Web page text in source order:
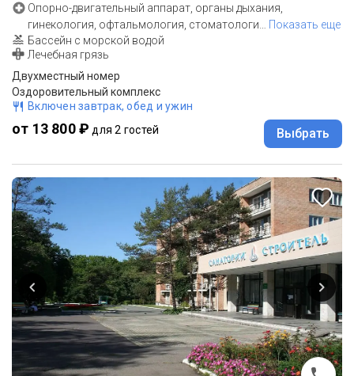
Опорно-двигательный аппарат, органы дыхания,
гинекология, офтальмология, стоматологи
Показать еще
Бассейн с морской водой
Лечебная грязь
Двухместный номер
Оздоровительный комплекс
Включен завтрак, обед и ужин
от 13 800 ₽ для 2 гостей Выбрать